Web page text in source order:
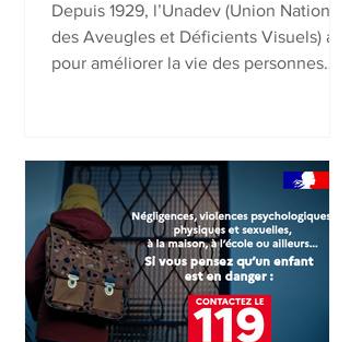
Depuis 1929, l’Unadev (Union Nationale
des Aveugles et Déficients Visuels) agit
pour améliorer la vie des personnes
maladies de la vue et défend les droits
des personnes concernées afin de
promouvoir une société inclusive,
solidaire et accessible à tous.